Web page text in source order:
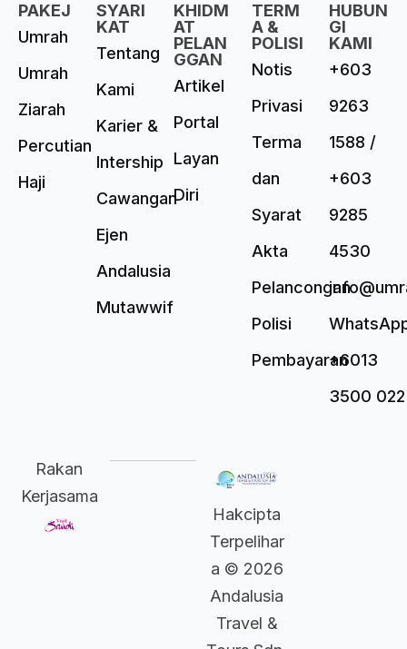
PAKEJ
Umrah
Umrah
Ziarah
Percutian
Haji
SYARI
KAT
Tentang
Kami
Karier &
Intership
Cawangan
Ejen
Andalusia
Mutawwif
KHIDM
AT
PELAN
GGAN
Artikel
Portal
Layan
Diri
TERM
A &
POLISI
Notis
Privasi
Terma
dan
Syarat
Akta
Pelancongan
Polisi
Pembayaran
HUBUN
GI
KAMI
+603
9263
1588 /
+603
9285
4530
+6013
3500 022
Rakan
Kerjasama
Hakcipta
Terpelihar
a © 2026
Andalusia
Travel &